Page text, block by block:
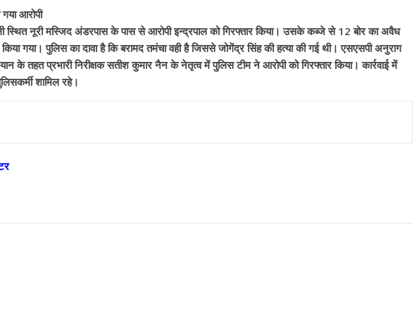
आरोपी
स्थित नूरी मस्जिद अंडरपास के पास से आरोपी इन्द्रपाल को गिरफ्तार किया। उसके कब्जे से 12 बोर का अवैध
गया। पुलिस का दावा है कि बरामद तमंचा वही है जिससे जोगेंद्र सिंह की हत्या की गई थी। एसएसपी अनुराग
के तहत प्रभारी निरीक्षक सतीश कुमार नैन के नेतृत्व में पुलिस टीम ने आरोपी को गिरफ्तार किया। कार्रवाई में
शामिल रहे।